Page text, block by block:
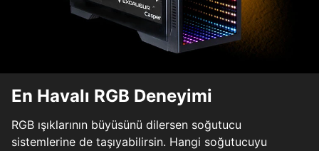
En Havalı RGB Deneyimi
RGB ışıklarının büyüsünü dilersen soğutucu
sistemlerine de taşıyabilirsin. Hangi soğutucuyu